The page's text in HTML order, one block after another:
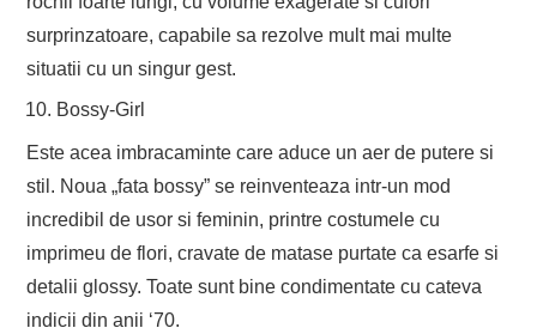
surprinzatoare, capabile sa rezolve mult mai multe
situatii cu un singur gest.
Bossy-Girl
Este acea imbracaminte care aduce un aer de putere si
stil. Noua „fata bossy” se reinventeaza intr-un mod
incredibil de usor si feminin, printre costumele cu
imprimeu de flori, cravate de matase purtate ca esarfe si
detalii glossy. Toate sunt bine condimentate cu cateva
indicii din anii ‘70.